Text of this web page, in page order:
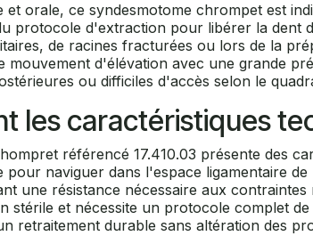
et orale, ce syndesmotome chrompet est
protocole d'extraction pour libérer la dent
de racines fracturées ou lors de la
mouvement d'élévation avec une grande
ou difficiles d'accès selon le
les caractéristiques
référencé 17.410.03 présente des
pour naviguer dans l'espace ligamentaire
une résistance nécessaire aux
stérile et nécessite un protocole complet
retraitement durable sans altération des